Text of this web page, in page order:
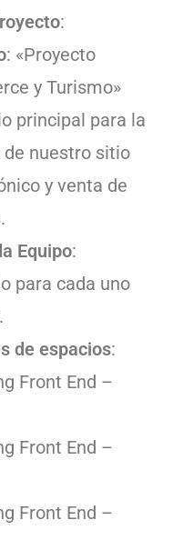
:
: «Proyecto
y Turismo»
principal para la
nuestro sitio
y venta de
Equipo:
para cada uno
de espacios:
Front End –
Front End –
Front End –